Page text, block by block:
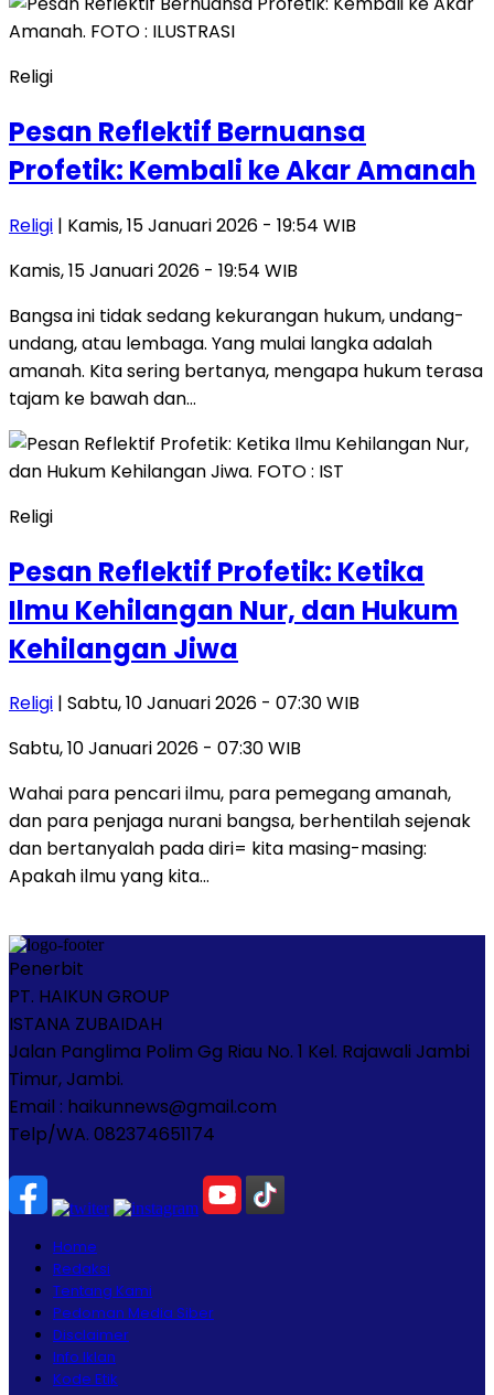
Religi
Pesan Reflektif Bernuansa
Profetik: Kembali ke Akar Amanah
Religi | Kamis, 15 Januari 2026 - 19:54 WIB
Kamis, 15 Januari 2026 - 19:54 WIB
Bangsa ini tidak sedang kekurangan hukum, undang-
undang, atau lembaga. Yang mulai langka adalah
amanah. Kita sering bertanya, mengapa hukum terasa
tajam ke bawah dan…
Religi
Pesan Reflektif Profetik: Ketika
Ilmu Kehilangan Nur, dan Hukum
Kehilangan Jiwa
Religi | Sabtu, 10 Januari 2026 - 07:30 WIB
Sabtu, 10 Januari 2026 - 07:30 WIB
Wahai para pencari ilmu, para pemegang amanah,
dan para penjaga nurani bangsa, berhentilah sejenak
dan bertanyalah pada diri= kita masing-masing:
Apakah ilmu yang kita…
Penerbit
PT. HAIKUN GROUP
ISTANA ZUBAIDAH
Jalan Panglima Polim Gg Riau No. 1 Kel. Rajawali Jambi
Timur, Jambi.
Email : haikunnews@gmail.com
Telp/WA. 082374651174
Home
Redaksi
Tentang Kami
Pedoman Media Siber
Disclaimer
Info Iklan
Kode Etik